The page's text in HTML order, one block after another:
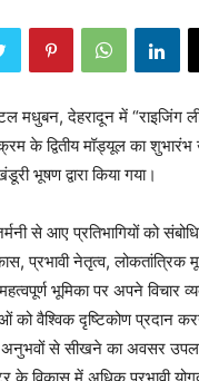
मधुबन, देहरादून में “राइजिंग
के द्वितीय मॉड्यूल का शुभारंभ
भूषण द्वारा किया गया।
से आए प्रतिभागियों को
प्रभावी नेतृत्व, लोकतांत्रिक
भूमिका पर अपने विचार
को वैश्विक दृष्टिकोण प्रदान
अनुभवों से सीखने का अवसर